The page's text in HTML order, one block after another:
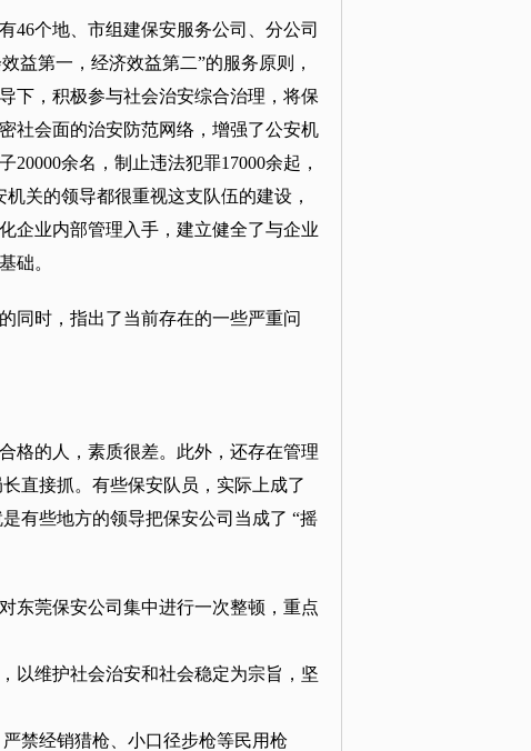
46个地、市组建保安服务公司、分公司
益第一，经济效益第二”的服务原则，
下，积极参与社会治安综合治理，将保
社会面的治安防范网络，增强了公安机
余名，制止违法犯罪17000余起，
关的领导都很重视这支队伍的建设，
企业内部管理入手，建立健全了与企业
础。
同时，指出了当前存在的一些严重问
格的人，素质很差。此外，还存在管理
直接抓。有些保安队员，实际上成了
有些地方的领导把保安公司当成了 “摇
东莞保安公司集中进行一次整顿，重点
以维护社会治安和社会稳定为宗旨，坚
禁经销猎枪、小口径步枪等民用枪